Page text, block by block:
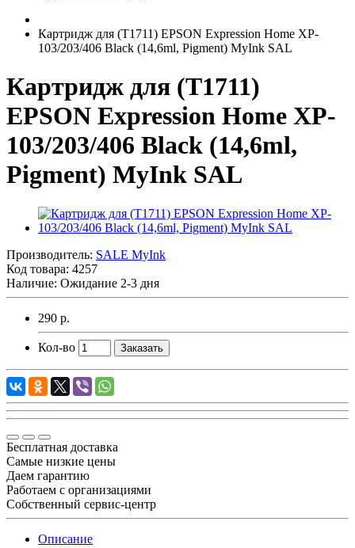
Картридж для (T1711) EPSON Expression Home XP-
103/203/406 Black (14,6ml, Pigment) MyInk SAL
Картридж для (T1711)
EPSON Expression Home XP-
103/203/406 Black (14,6ml,
Pigment) MyInk SAL
Производитель: SALE MyInk
Код товара: 4257
Наличие: Ожидание 2-3 дня
290 р.
Кол-во Заказать
Бесплатная доставка
Самые низкие цены
Даем гарантию
Работаем с организациями
Собственный сервис-центр
Описание